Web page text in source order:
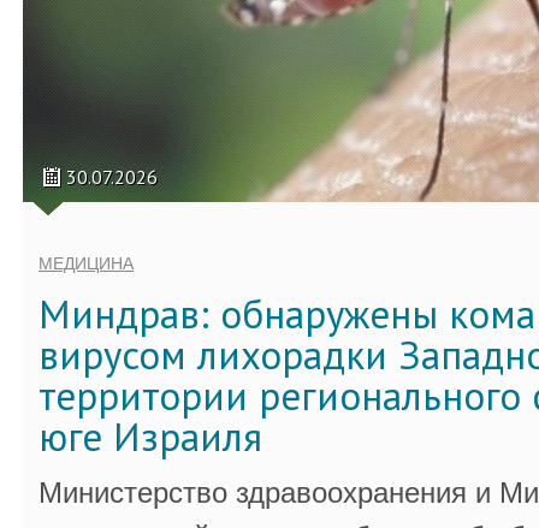
30.07.2026
МЕДИЦИНА
Миндрав: обнаружены
вирусом лихорадки
территории регионального
юге Израиля
Министерство здравоохранения и